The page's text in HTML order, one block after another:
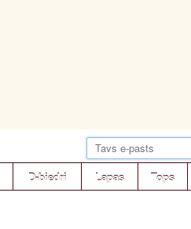
D-biedri Lapas Tops